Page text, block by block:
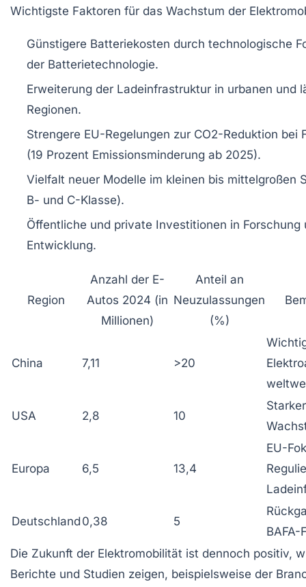
Wichtigste Faktoren für das Wachstum der
Günstigere Batteriekosten durch technologische
der Batterietechnologie.
Erweiterung der Ladeinfrastruktur in urbanen und
Regionen.
Strengere EU-Regelungen zur CO2-Reduktion bei
(19 Prozent Emissionsminderung ab 2025).
Vielfalt neuer Modelle im kleinen bis mittelgroßen
B- und C-Klasse).
Öffentliche und private Investitionen in Forschung
Entwicklung.
Region
Anzahl der E-
Autos 2024 (in
Millionen)
Anteil an
Neuzulassungen
(%)
China 7,11 >20
USA 2,8 10
Starker
Europa 6,5 13,4
EU-
Deutschland 0,38 5
BAFA-
Die Zukunft der Elektromobilität ist dennoch positiv,
Berichte und Studien zeigen, beispielsweise der